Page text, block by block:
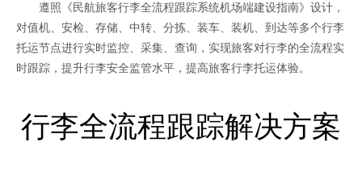
遵照《民航旅客行李全流程跟踪系统机场端建设指南》设计，
对值机、安检、存储、中转、分拣、装车、装机、到达等多个行李
托运节点进行实时监控、采集、查询，实现旅客对行李的全流程实
时跟踪，提升行李安全监管水平，提高旅客行李托运体验。
行李全流程跟踪解决方案